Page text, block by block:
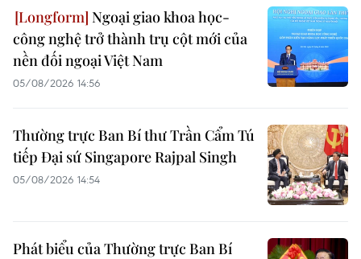
Ngoại giao khoa học-
công nghệ trở thành trụ cột mới của
nền đối ngoại Việt Nam
05/08/2026 14:56
Thường trực Ban Bí thư Trần Cẩm Tú
tiếp Đại sứ Singapore Rajpal Singh
05/08/2026 14:54
Phát biểu của Thường trực Ban Bí